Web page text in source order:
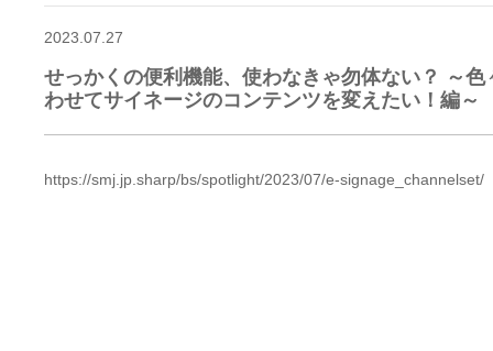
2023.07.27
せっかくの便利機能、使わなきゃ勿体ない？ ～
わせてサイネージのコンテンツを変えたい！編～
https://smj.jp.sharp/bs/spotlight/2023/07/e-signage_channelset/